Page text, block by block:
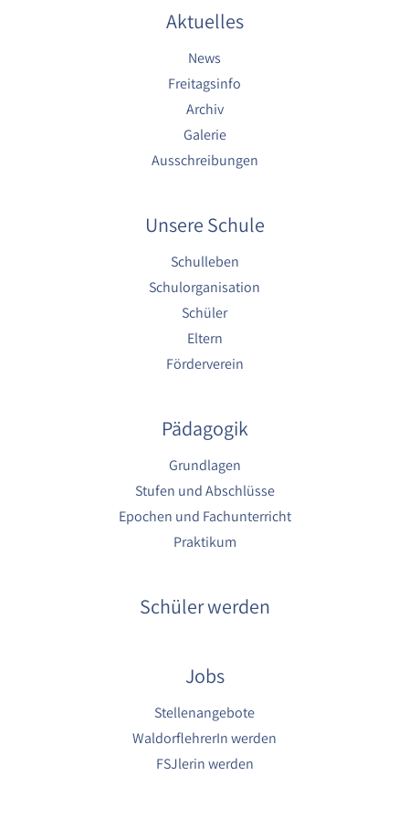
Aktuelles
News
Freitagsinfo
Archiv
Galerie
Ausschreibungen
Unsere Schule
Schulleben
Schulorganisation
Schüler
Eltern
Förderverein
Pädagogik
Grundlagen
Stufen und Abschlüsse
Epochen und Fachunterricht
Praktikum
Schüler werden
Jobs
Stellenangebote
WaldorflehrerIn werden
FSJlerin werden